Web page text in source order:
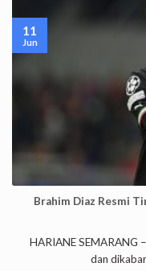
Brahim Diaz Resmi
HARIANE SEMARANG
dan
11
Jun